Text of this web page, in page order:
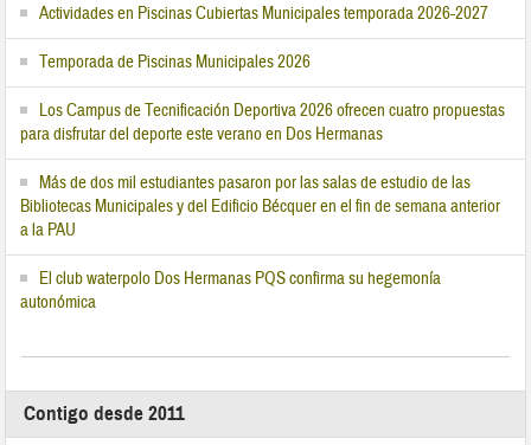
Actividades en Piscinas Cubiertas Municipales temporada 2026-2027
Temporada de Piscinas Municipales 2026
Los Campus de Tecnificación Deportiva 2026 ofrecen cuatro propuestas
para disfrutar del deporte este verano en Dos Hermanas
Más de dos mil estudiantes pasaron por las salas de estudio de las
Bibliotecas Municipales y del Edificio Bécquer en el fin de semana anterior
a la PAU
El club waterpolo Dos Hermanas PQS confirma su hegemonía
autonómica
Contigo desde 2011